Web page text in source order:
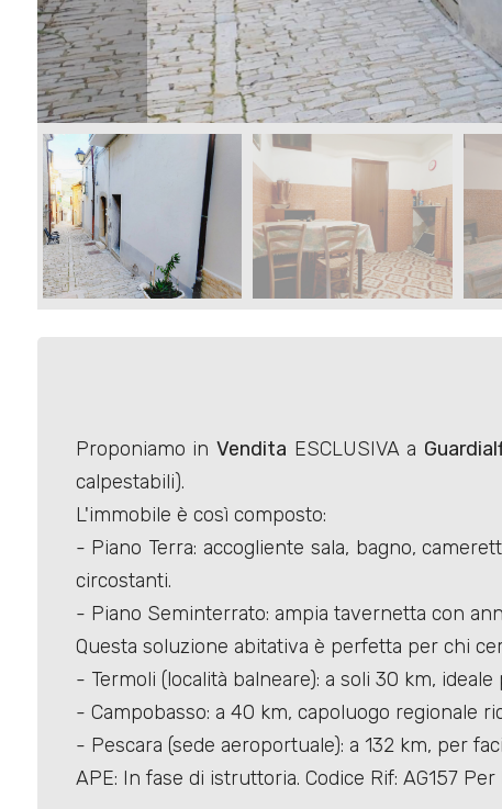
Proponiamo in Vendita ESCLUSIVA a
calpestabili).
L'immobile è così composto:
- Piano Terra: accogliente sala, bagno,
circostanti.
- Piano Seminterrato: ampia tavernetta con
Questa soluzione abitativa è perfetta per chi
- Termoli (località balneare): a soli 30 km,
- Campobasso: a 40 km, capoluogo regionale
- Pescara (sede aeroportuale): a 132 km, per
APE: In fase di istruttoria. Codice Rif: AG157
Qualsiasi
Residenziali
Commerciali
Terreni
Prezzo
Totale